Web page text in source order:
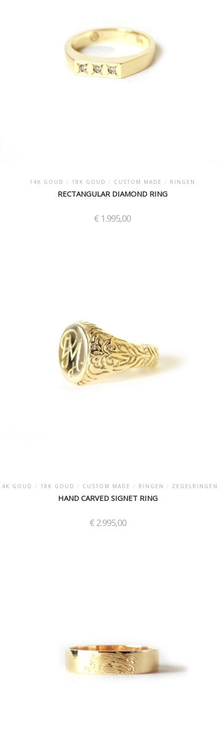
14K GOUD / 18K GOUD / CUSTOM MADE / RINGEN
RECTANGULAR DIAMOND RING
€ 1.995,00
GOUD / 18K GOUD / CUSTOM MADE / RINGEN / ZEGELRINGEN
HAND CARVED SIGNET RING
€ 2.995,00